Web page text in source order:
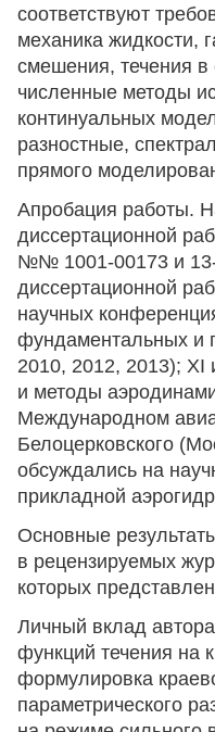
соответствуют
механика жидкости,
смешения, течения в
численные методы
континуальных
разностные,
прямого
Апробация работы.
диссертационной
№№ 1001-00173 и
диссертационной
научных
фундаментальных и
2010, 2012, 2013);
и методы
Международном
Белоцерковского
обсуждались на
прикладной
Основные
в рецензируемых
которых
Личный вклад
функций течения на
формулировка
параметрического